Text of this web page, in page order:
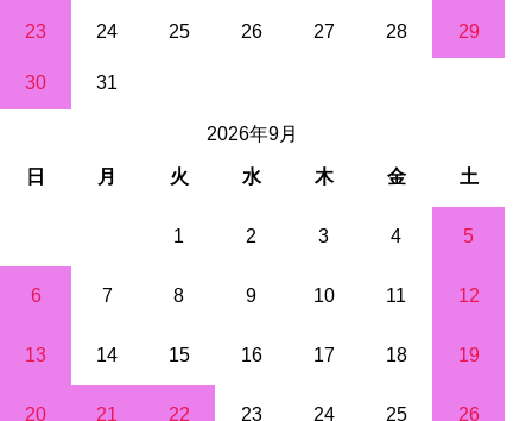
23 24 25 26 27 28 29
30 31
2026年9月
日 月 火 水 木 金 土
1 2 3 4 5
6 7 8 9 10 11 12
13 14 15 16 17 18 19
20 21 22 23 24 25 26